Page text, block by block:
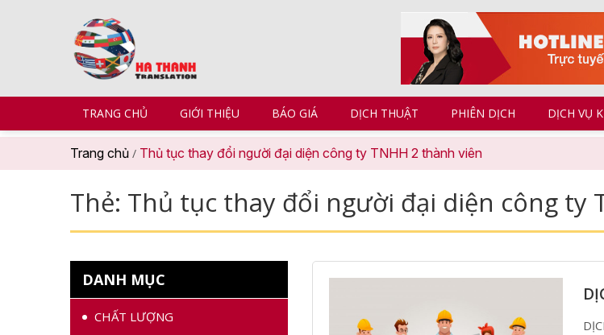
TRANG CHỦ GIỚI THIỆU BÁO GIÁ DỊCH THUẬT PHIÊN DỊCH DỊCH VỤ
Trang chủ / Thủ tục thay đổi người đại diện công ty TNHH 2 thành viên
Thẻ: Thủ tục thay đổi người đại diện công ty
DANH MỤC
CHẤT LƯỢNG